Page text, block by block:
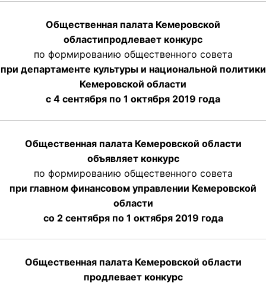
Общественная палата Кемеровской
областипродлевает конкурс
по формированию общественного совета
при департаменте культуры и национальной политики
Кемеровской области
с 4 сентября по 1 октября 2019 года
Общественная палата Кемеровской области
объявляет конкурс
по формированию общественного совета
при главном финансовом управлении Кемеровской
области
со 2 сентября по 1 октября 2019 года
Общественная палата Кемеровской области
продлевает конкурс